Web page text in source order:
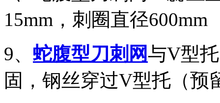
15mm，刺圈直径600mm
9、 蛇腹型刀刺网与V型
固，钢丝穿过V型托（预